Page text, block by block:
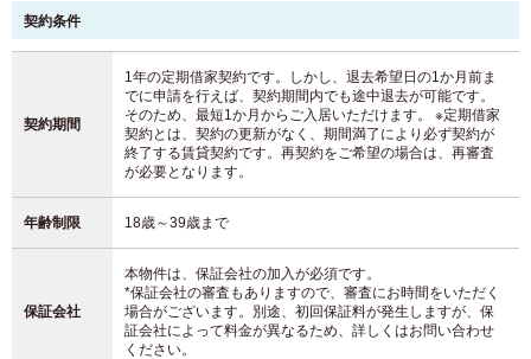
契約条件
契約期間
1年の定期借家契約です。しかし、退去希望日の1か月前ま
でに申請を行えば、契約期間内でも途中退去が可能です。
そのため、最短1か月からご入居いただけます。 ※定期借家
契約とは、契約の更新がなく、期間満了により必ず契約が
終了する賃貸契約です。再契約をご希望の場合は、再審査
が必要となります。
年齢制限 18歳～39歳まで
保証会社
本物件は、保証会社の加入が必須です。
*保証会社の審査もありますので、審査にお時間をいただく
場合がございます。別途、初回保証料が発生しますが、保
証会社によって料金が異なるため、詳しくはお問い合わせ
ください。